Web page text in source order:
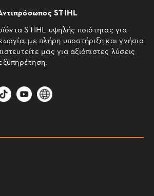
STIHL
STIHL υψηλής ποιότητας για
με πλήρη υποστήριξη και γνήσια
μας για αξιόπιστες λύσεις